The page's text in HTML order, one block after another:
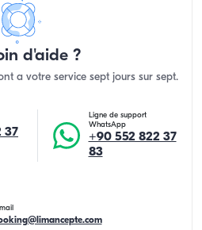
d'aide ?
a votre service sept jours sur sept.
37
Ligne de support
WhatsApp
+90 552 822 37
83